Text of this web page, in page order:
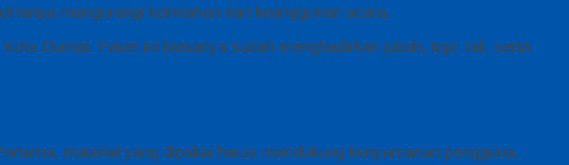
mengurangi keindahan dan keanggunan acara.
Dumai. Paket ini biasanya sudah menghadirkan jubah, topi, tali, serta
material yang dipakai harus mendukung kenyamanan pengguna.